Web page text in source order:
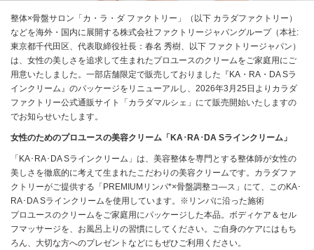
整体×骨盤サロン「カ・ラ・ダ ファクトリー」（以下 カラダファクトリー）
などを海外・国内に展開する株式会社ファクトリージャパングループ（本社:
東京都千代田区、代表取締役社長：春名 秀樹、以下 ファクトリージャパン）
は、女性の美しさを追求して生まれたプロユースのクリームをご家庭用にご
用意いたしました。一部店舗限定で販売しておりました『KA・RA・DA Sラ
インクリーム』のパッケージをリニューアルし、2026年3月25日よりカラダ
ファクトリー公式通販サイト「カラダマルシェ」にて販売開始いたしますの
でお知らせいたします。
女性のためのプロユースの美容クリーム「KA･RA･DA Sラインクリーム」
「KA･RA･DA Sラインクリーム」は、美容整体を専門とする整体師が女性の
美しさを徹底的に考えて生まれたこだわりの美容クリームです。カラダファ
クトリーがご提供する「PREMIUMリンパ*×骨盤調整コ—ス」にて、このKA･
RA･DA Sラインクリームを使用しています。※リンパに沿った施術
プロユースのクリームをご家庭用にパッケージした本品。ボディケア＆セル
フマッサージを、お風呂上りの習慣にしてください。ご自身のケアにはもち
ろん、大切な方へのプレゼントなどにもぜひご利用ください。